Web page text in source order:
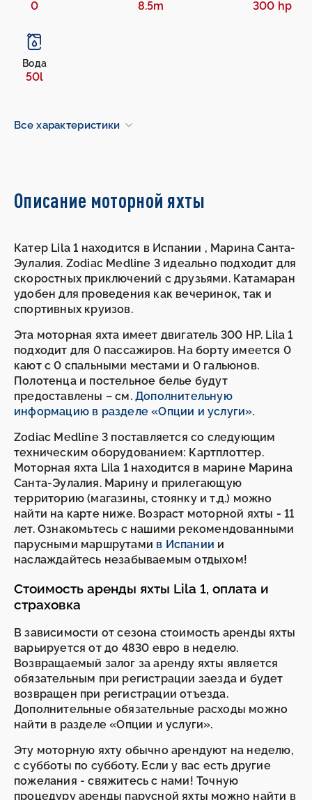
0 8.5m 300 hp
Вода
50l
Все характеристики
Описание моторной яхты
Катер Lila 1 находится в Испании , Марина Санта-
Эулалия. Zodiac Medline 3 идеально подходит для
скоростных приключений с друзьями. Катамаран
удобен для проведения как вечеринок, так и
спортивных круизов.
Эта моторная яхта имеет двигатель 300 HP. Lila 1
подходит для 0 пассажиров. На борту имеется 0
кают с 0 спальными местами и 0 гальюнов.
Полотенца и постельное белье будут
предоставлены – см. Дополнительную
информацию в разделе «Опции и услуги».
Zodiac Medline 3 поставляется со следующим
техническим оборудованием: Картплоттер.
Моторная яхта Lila 1 находится в марине Марина
Санта-Эулалия. Марину и прилегающую
территорию (магазины, стоянку и т.д.) можно
найти на карте ниже. Возраст моторной яхты - 11
лет. Ознакомьтесь с нашими рекомендованными
парусными маршрутами в Испании и
наслаждайтесь незабываемым отдыхом!
Стоимость аренды яхты Lila 1, оплата и
страховка
В зависимости от сезона стоимость аренды яхты
варьируется от до 4830 евро в неделю.
Возвращаемый залог за аренду яхты является
обязательным при регистрации заезда и будет
возвращен при регистрации отъезда.
Дополнительные обязательные расходы можно
найти в разделе «Опции и услуги».
Эту моторную яхту обычно арендуют на неделю,
с субботы по субботу. Если у вас есть другие
пожелания - свяжитесь с нами! Точную
процедуру аренды парусной яхты можно найти в